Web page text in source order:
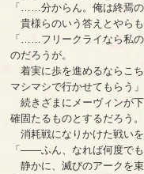
「……分からん。俺は終焉の
貴様らのいう答えとやらも
「……フリークライなら私
のだろうが。
着実に歩を進めるならこ
マシマシで行かせてもらう」
続きざまにメーヴィンが
確固たるものとするだろう。
消耗戦になりかけた戦いを
「――ふん、なれば何度でも
静かに、滅びのアークを束